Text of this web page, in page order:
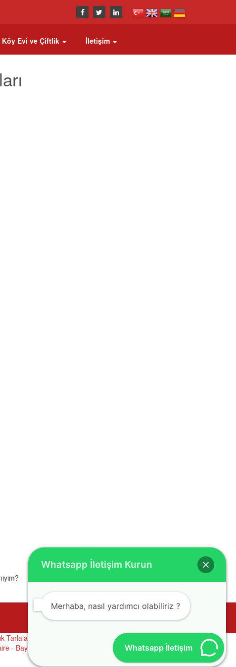
Köy Evi ve Çiftlik İletişim
Whatsapp İletişim Kurun
Merhaba, nasıl yardımcı olabiliriz ?
Whatsapp İletişim
Tarlalar Bayındır Satılık Tarla
Bayındır Satılık
- Bayındır Satılık Daire Tire Satılık Daire